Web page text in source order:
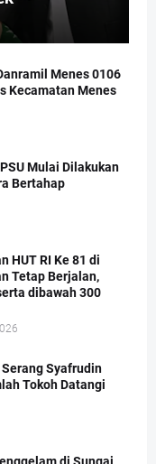
Menes 0106
Kecamatan Menes
Mulai Dilakukan
Bertahap
HUT RI Ke 81 di
Tetap Berjalan,
dibawah 300
Syafrudin
Tokoh Datangi